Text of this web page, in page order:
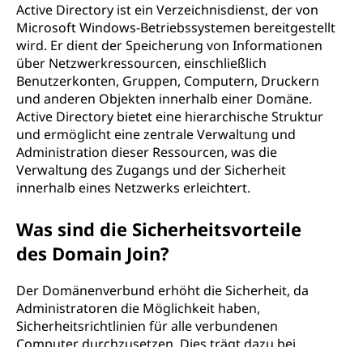
Active Directory ist ein Verzeichnisdienst, der von
Microsoft Windows-Betriebssystemen bereitgestellt
wird. Er dient der Speicherung von Informationen
über Netzwerkressourcen, einschließlich
Benutzerkonten, Gruppen, Computern, Druckern
und anderen Objekten innerhalb einer Domäne.
Active Directory bietet eine hierarchische Struktur
und ermöglicht eine zentrale Verwaltung und
Administration dieser Ressourcen, was die
Verwaltung des Zugangs und der Sicherheit
innerhalb eines Netzwerks erleichtert.
Was sind die Sicherheitsvorteile
des Domain Join?
Der Domänenverbund erhöht die Sicherheit, da
Administratoren die Möglichkeit haben,
Sicherheitsrichtlinien für alle verbundenen